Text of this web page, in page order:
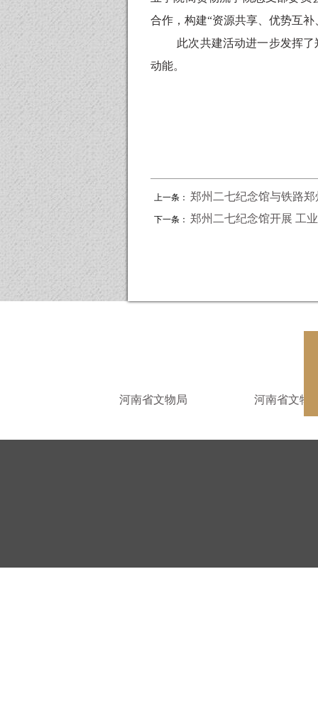
合作，构建“资源共享、优势互
此次共建活动进一步发挥
动能。
上一条： 郑州二七纪念馆与铁路
下一条： 郑州二七纪念馆开展 工
河南省文物局 河南省文物